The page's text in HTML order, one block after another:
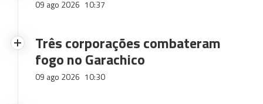
09 ago 2026 10:37
Três corporações combateram
fogo no Garachico
09 ago 2026 10:30